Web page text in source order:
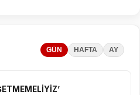
GÜN HAFTA AY
GEVŞETMEMELİYİZ’